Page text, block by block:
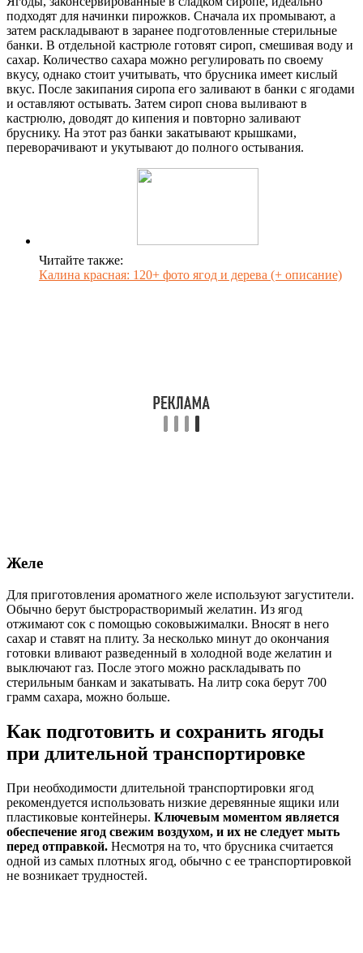
подходят для начинки пирожков. Сначала их промывают, а
затем раскладывают в заранее подготовленные стерильные
банки. В отдельной кастрюле готовят сироп, смешивая воду и
сахар. Количество сахара можно регулировать по своему
вкусу, однако стоит учитывать, что брусника имеет кислый
вкус. После закипания сиропа его заливают в банки с ягодами
и оставляют остывать. Затем сироп снова выливают в
кастрюлю, доводят до кипения и повторно заливают
бруснику. На этот раз банки закатывают крышками,
переворачивают и укутывают до полного остывания.
Читайте также:
Калина красная: 120+ фото ягод и дерева (+ описание)
Желе
Для приготовления ароматного желе используют загустители.
Обычно берут быстрорастворимый желатин. Из ягод
отжимают сок с помощью соковыжималки. Вносят в него
сахар и ставят на плиту. За несколько минут до окончания
готовки вливают разведенный в холодной воде желатин и
выключают газ. После этого можно раскладывать по
стерильным банкам и закатывать. На литр сока берут 700
грамм сахара, можно больше.
Как подготовить и сохранить ягоды
при длительной транспортировке
При необходимости длительной транспортировки ягод
рекомендуется использовать низкие деревянные ящики или
пластиковые контейнеры. Ключевым моментом является
обеспечение ягод свежим воздухом, и их не следует мыть
перед отправкой. Несмотря на то, что брусника считается
одной из самых плотных ягод, обычно с ее транспортировкой
не возникает трудностей.